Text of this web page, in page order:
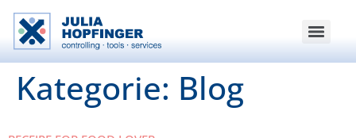
Kategorie: Blog